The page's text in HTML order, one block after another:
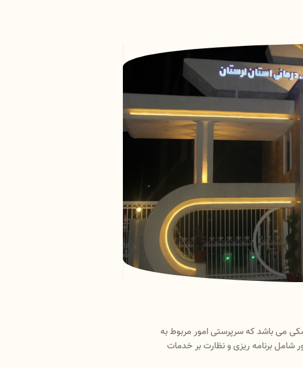
لرستان دارای دو واحد مدیریتی (مدیریت نظارت و اعتبار بخشی ، مدیریت
تعرفه و استاندارد) می باشد که با
را انجام میدهد .